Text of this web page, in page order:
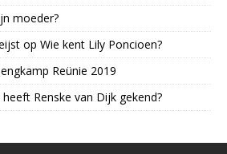
moeder?
op Wie kent Lily Poncioen?
Reünie 2019
heeft Renske van Dijk gekend?